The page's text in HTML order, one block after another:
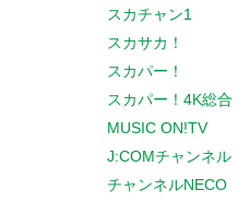
スカチャン1
スカサカ！
スカパー！
スカパー！4K総合
MUSIC ON!TV
J:COMチャンネル
チャンネルNECO